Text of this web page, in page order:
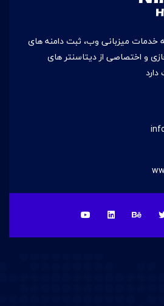
خدمات میزبانی وب، ثبت دامنه های
و اختصاصی از دیتاسنتر های
دارد